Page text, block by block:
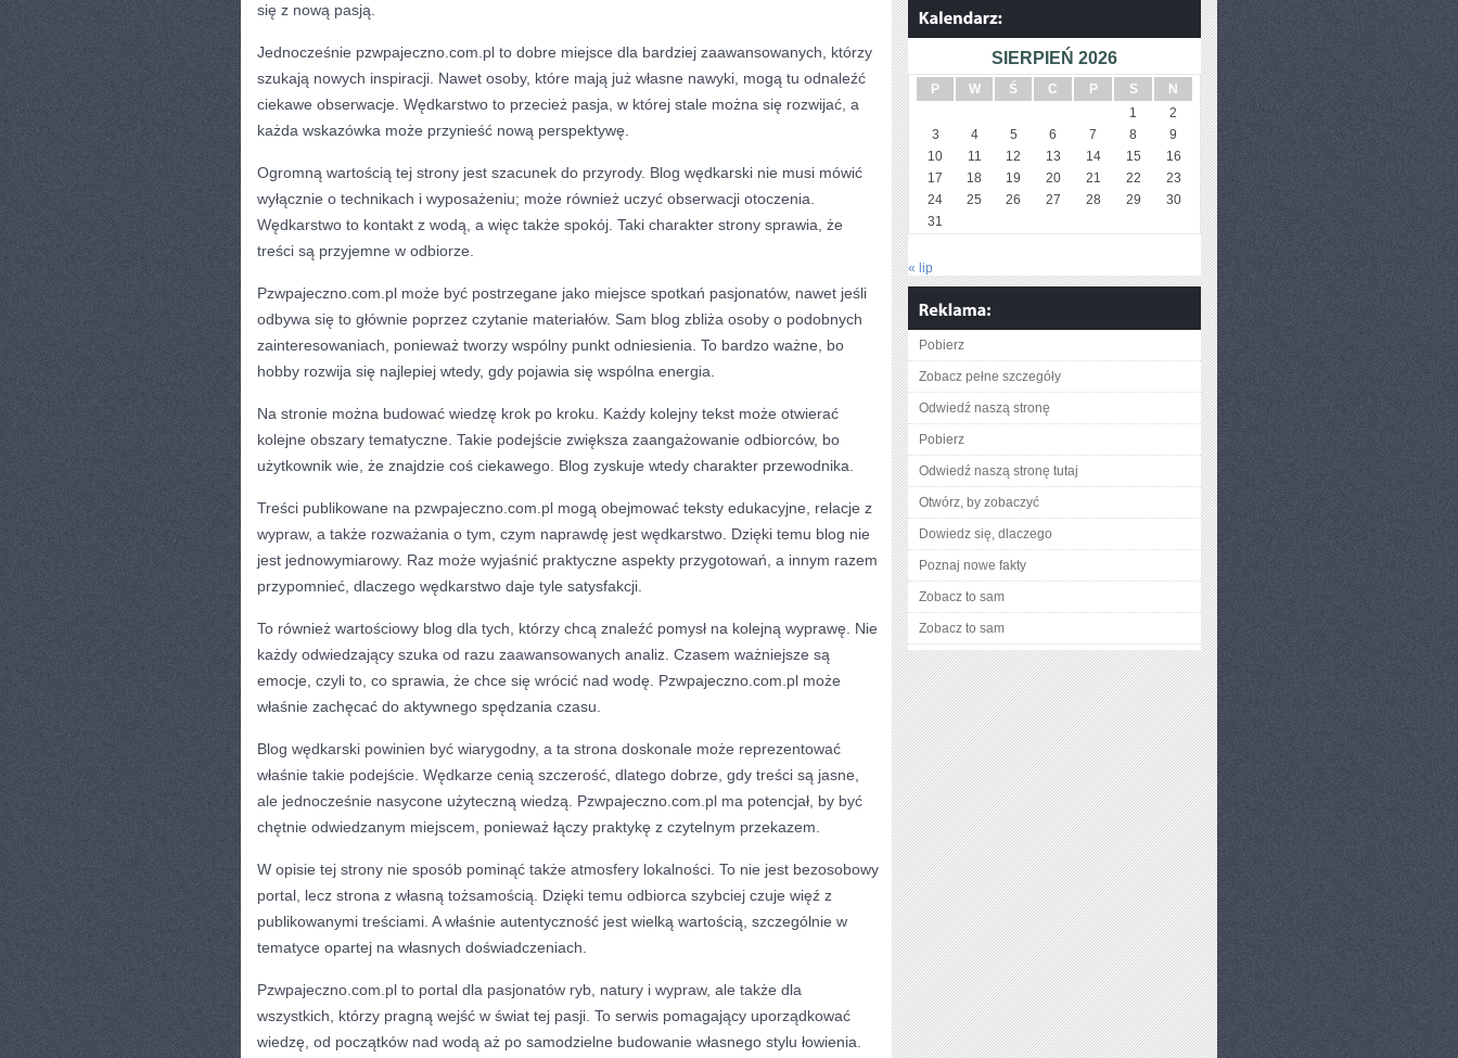
się z nową pasją.
Jednocześnie pzwpajeczno.com.pl to dobre miejsce dla bardziej zaawansowanych, którzy
szukają nowych inspiracji. Nawet osoby, które mają już własne nawyki, mogą tu odnaleźć
ciekawe obserwacje. Wędkarstwo to przecież pasja, w której stale można się rozwijać, a
każda wskazówka może przynieść nową perspektywę.
Ogromną wartością tej strony jest szacunek do przyrody. Blog wędkarski nie musi mówić
wyłącznie o technikach i wyposażeniu; może również uczyć obserwacji otoczenia.
Wędkarstwo to kontakt z wodą, a więc także spokój. Taki charakter strony sprawia, że
treści są przyjemne w odbiorze.
Pzwpajeczno.com.pl może być postrzegane jako miejsce spotkań pasjonatów, nawet jeśli
odbywa się to głównie poprzez czytanie materiałów. Sam blog zbliża osoby o podobnych
zainteresowaniach, ponieważ tworzy wspólny punkt odniesienia. To bardzo ważne, bo
hobby rozwija się najlepiej wtedy, gdy pojawia się wspólna energia.
Na stronie można budować wiedzę krok po kroku. Każdy kolejny tekst może otwierać
kolejne obszary tematyczne. Takie podejście zwiększa zaangażowanie odbiorców, bo
użytkownik wie, że znajdzie coś ciekawego. Blog zyskuje wtedy charakter przewodnika.
Treści publikowane na pzwpajeczno.com.pl mogą obejmować teksty edukacyjne, relacje z
wypraw, a także rozważania o tym, czym naprawdę jest wędkarstwo. Dzięki temu blog nie
jest jednowymiarowy. Raz może wyjaśnić praktyczne aspekty przygotowań, a innym razem
przypomnieć, dlaczego wędkarstwo daje tyle satysfakcji.
To również wartościowy blog dla tych, którzy chcą znaleźć pomysł na kolejną wyprawę. Nie
każdy odwiedzający szuka od razu zaawansowanych analiz. Czasem ważniejsze są
emocje, czyli to, co sprawia, że chce się wrócić nad wodę. Pzwpajeczno.com.pl może
właśnie zachęcać do aktywnego spędzania czasu.
Blog wędkarski powinien być wiarygodny, a ta strona doskonale może reprezentować
właśnie takie podejście. Wędkarze cenią szczerość, dlatego dobrze, gdy treści są jasne,
ale jednocześnie nasycone użyteczną wiedzą. Pzwpajeczno.com.pl ma potencjał, by być
chętnie odwiedzanym miejscem, ponieważ łączy praktykę z czytelnym przekazem.
W opisie tej strony nie sposób pominąć także atmosfery lokalności. To nie jest bezosobowy
portal, lecz strona z własną tożsamością. Dzięki temu odbiorca szybciej czuje więź z
publikowanymi treściami. A właśnie autentyczność jest wielką wartością, szczególnie w
tematyce opartej na własnych doświadczeniach.
Pzwpajeczno.com.pl to portal dla pasjonatów ryb, natury i wypraw, ale także dla
wszystkich, którzy pragną wejść w świat tej pasji. To serwis pomagający uporządkować
wiedzę, od początków nad wodą aż po samodzielne budowanie własnego stylu łowienia.
SIERPIEŃ 2026
P W Ś C P S
N
1
2
3
4 5 6 7 8
9
10
11 12 13 14 15
16
17
18 19 20 21 22
23
24
25 26 27 28 29
30
31
« lip
Pobierz
Zobacz pełne szczegóły
Odwiedź naszą stronę
Pobierz
Odwiedź naszą stronę tutaj
Otwórz, by zobaczyć
Dowiedz się, dlaczego
Poznaj nowe fakty
Zobacz to sam
Zobacz to sam